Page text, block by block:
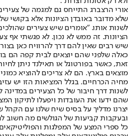
אורי הרצברג התייחס גם למגמה של
שלא מדובר באובדן הציונות אלא בקושי
לשנות אותו. "אומרים שיש צעירים
הציונות. זה ממש לא נכון. לא פגשתי אף
שיש רבים שאין להם דרך להרוויח כאן
כאלה שלפני שהם יוצאים לבית קפה הם
זאת, כאשר בפורטוגל או תאילנד ניתן
מחיה הכרחיים. בגלל המציאות הזו יש
לשנות דרך חיבור של כל הצעירים במדינה
שהם ידעו את העובדות ויפעלו לתיקון
יצרנו מדליך על בסיס שיח שלנו עם הקהל
ובעקבות קביעות של הגולשים מה חשוב
כל ספרי המצע של המפלגות